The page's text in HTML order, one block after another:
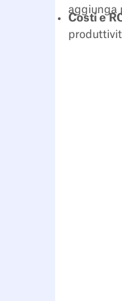
aggiunga
Costi e